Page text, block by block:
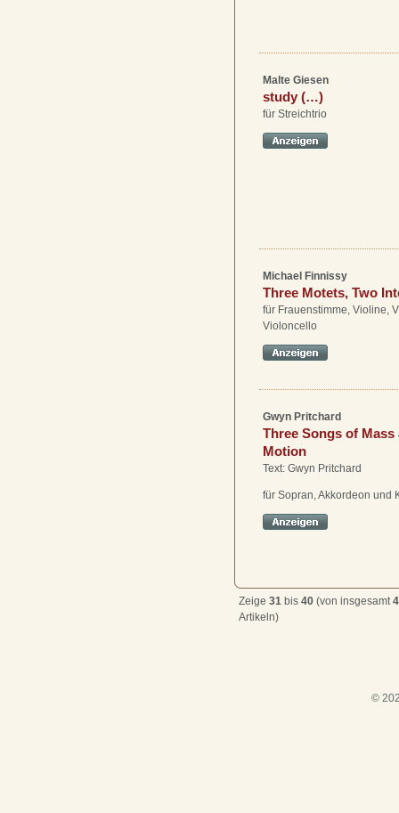
Malte Giesen
study (…)
für Streichtrio
Michael Finnissy
Three Motets, Two
für Frauenstimme, Violine,
Violoncello
Gwyn Pritchard
Three Songs of Mass
Motion
Text: Gwyn Pritchard
für Sopran, Akkordeon und
Zeige 31 bis 40 (von insgesamt
Artikeln)
©